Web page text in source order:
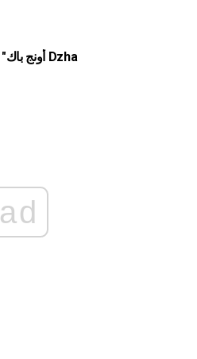
"أونج باك" الممثل طوني Dzha
ad